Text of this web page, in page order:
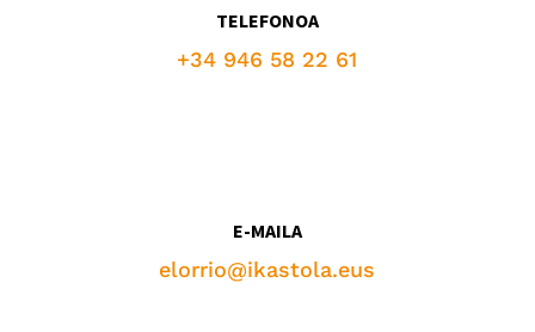
TELEFONOA
+34 946 58 22 61
E-MAILA
elorrio@ikastola.eus